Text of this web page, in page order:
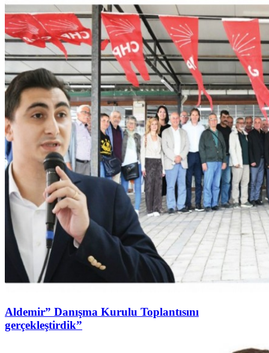
Aldemir” Danışma Kurulu Toplantısını
gerçekleştirdik”